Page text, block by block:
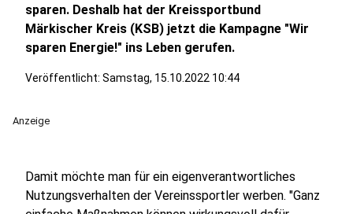
sparen. Deshalb hat der Kreissportbund
Märkischer Kreis (KSB) jetzt die Kampagne "Wir
sparen Energie!" ins Leben gerufen.
Veröffentlicht: Samstag, 15.10.2022 10:44
Anzeige
Damit möchte man für ein eigenverantwortliches
Nutzungsverhalten der Vereinssportler werben. "Ganz